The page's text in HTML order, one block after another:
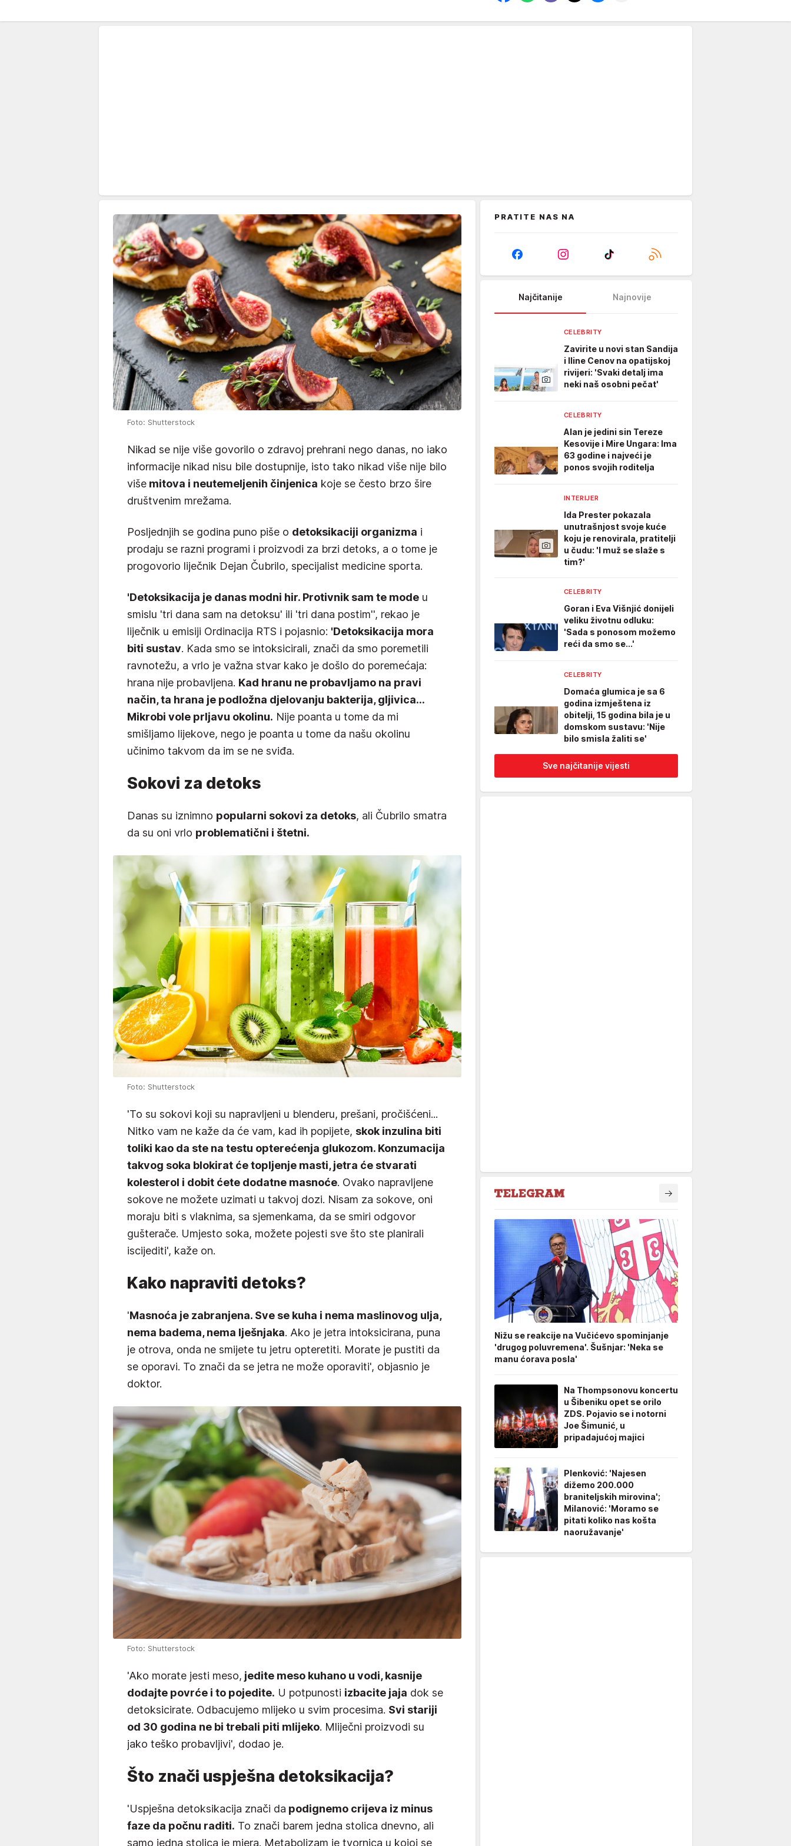
Foto: Shutterstock
Nikad se nije više govorilo o zdravoj prehrani nego danas, no iako
informacije nikad nisu bile dostupnije, isto tako nikad više nije bilo
više mitova i neutemeljenih činjenica koje se često brzo šire
društvenim mrežama.
Posljednjih se godina puno piše o detoksikaciji organizma i
prodaju se razni programi i proizvodi za brzi detoks, a o tome je
progovorio liječnik Dejan Čubrilo, specijalist medicine sporta.
'Detoksikacija je danas modni hir. Protivnik sam te mode u
smislu 'tri dana sam na detoksu' ili 'tri dana postim'', rekao je
liječnik u emisiji Ordinacija RTS i pojasnio: 'Detoksikacija mora
biti sustav. Kada smo se intoksicirali, znači da smo poremetili
ravnotežu, a vrlo je važna stvar kako je došlo do poremećaja:
hrana nije probavljena. Kad hranu ne probavljamo na pravi
način, ta hrana je podložna djelovanju bakterija, gljivica...
Mikrobi vole prljavu okolinu. Nije poanta u tome da mi
smišljamo lijekove, nego je poanta u tome da našu okolinu
učinimo takvom da im se ne sviđa.
Sokovi za detoks
Danas su iznimno popularni sokovi za detoks, ali Čubrilo smatra
da su oni vrlo problematični i štetni.
Foto: Shutterstock
'To su sokovi koji su napravljeni u blenderu, prešani, pročišćeni...
Nitko vam ne kaže da će vam, kad ih popijete, skok inzulina biti
toliki kao da ste na testu opterećenja glukozom. Konzumacija
takvog soka blokirat će topljenje masti, jetra će stvarati
kolesterol i dobit ćete dodatne masnoće. Ovako napravljene
sokove ne možete uzimati u takvoj dozi. Nisam za sokove, oni
moraju biti s vlaknima, sa sjemenkama, da se smiri odgovor
gušterače. Umjesto soka, možete pojesti sve što ste planirali
iscijediti', kaže on.
Kako napraviti detoks?
'Masnoća je zabranjena. Sve se kuha i nema maslinovog ulja,
nema badema, nema lješnjaka. Ako je jetra intoksicirana, puna
je otrova, onda ne smijete tu jetru opteretiti. Morate je pustiti da
se oporavi. To znači da se jetra ne može oporaviti', objasnio je
doktor.
Foto: Shutterstock
'Ako morate jesti meso, jedite meso kuhano u vodi, kasnije
dodajte povrće i to pojedite. U potpunosti izbacite jaja dok se
detoksicirate. Odbacujemo mlijeko u svim procesima. Svi stariji
od 30 godina ne bi trebali piti mlijeko. Mliječni proizvodi su
jako teško probavljivi', dodao je.
Što znači uspješna detoksikacija?
'Uspješna detoksikacija znači da podignemo crijeva iz minus
faze da počnu raditi. To znači barem jedna stolica dnevno, ali
samo jedna stolica je mjera. Metabolizam je tvornica u kojoj se
PRATITE NAS NA
Najčitanije Najnovije
CELEBRITY
Zavirite u novi stan Sandija
i Iline Cenov na opatijskoj
rivijeri: 'Svaki detalj ima
neki naš osobni pečat'
CELEBRITY
Alan je jedini sin Tereze
Kesovije i Mire Ungara: Ima
63 godine i najveći je
ponos svojih roditelja
INTERIJER
Ida Prester pokazala
unutrašnjost svoje kuće
koju je renovirala, pratitelji
u čudu: 'I muž se slaže s
tim?'
CELEBRITY
Goran i Eva Višnjić donijeli
veliku životnu odluku:
'Sada s ponosom možemo
reći da smo se...'
CELEBRITY
Domaća glumica je sa 6
godina izmještena iz
obitelji, 15 godina bila je u
domskom sustavu: 'Nije
bilo smisla žaliti se'
Sve najčitanije vijesti
Nižu se reakcije na Vučićevo spominjanje
'drugog poluvremena'. Šušnjar: 'Neka se
manu ćorava posla'
Na Thompsonovu koncertu
u Šibeniku opet se orilo
ZDS. Pojavio se i notorni
Joe Šimunić, u
pripadajućoj majici
Plenković: 'Najesen
dižemo 200.000
braniteljskih mirovina';
Milanović: 'Moramo se
pitati koliko nas košta
naoružavanje'